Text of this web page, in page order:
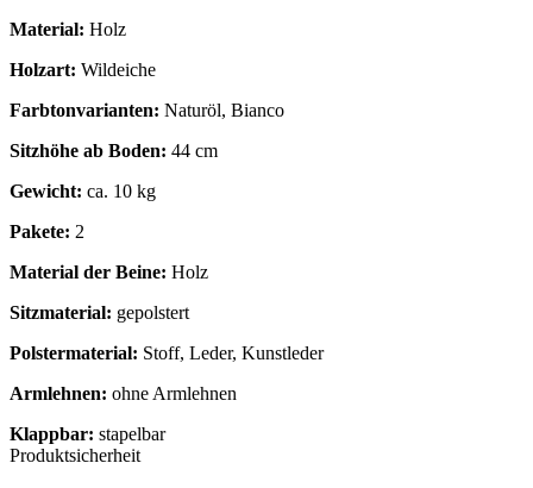
Material: Holz
Holzart: Wildeiche
Farbtonvarianten: Naturöl, Bianco
Sitzhöhe ab Boden: 44 cm
Gewicht: ca. 10 kg
Pakete: 2
Material der Beine: Holz
Sitzmaterial: gepolstert
Polstermaterial: Stoff, Leder, Kunstleder
Armlehnen: ohne Armlehnen
Klappbar: stapelbar
Produktsicherheit